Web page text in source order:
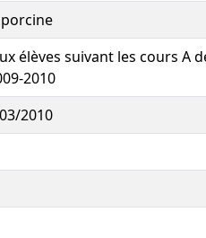
élèves suivant les cours A
2010
2010